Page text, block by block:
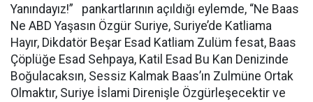
Yanındayız!” pankartlarının açıldığı eylemde, “Ne Baas
Ne ABD Yaşasın Özgür Suriye, Suriye’de Katliama
Hayır, Dikdatör Beşar Esad Katliam Zulüm fesat, Baas
Çöplüğe Esad Sehpaya, Katil Esad Bu Kan Denizinde
Boğulacaksın, Sessiz Kalmak Baas’ın Zulmüne Ortak
Olmaktır, Suriye İslami Direnişle Özgürleşecektir ve